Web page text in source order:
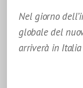
Nel giorno
globale del
arriverà in